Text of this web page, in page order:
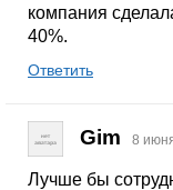
компания
40%.
Ответить
Gim 8
Лучше бы